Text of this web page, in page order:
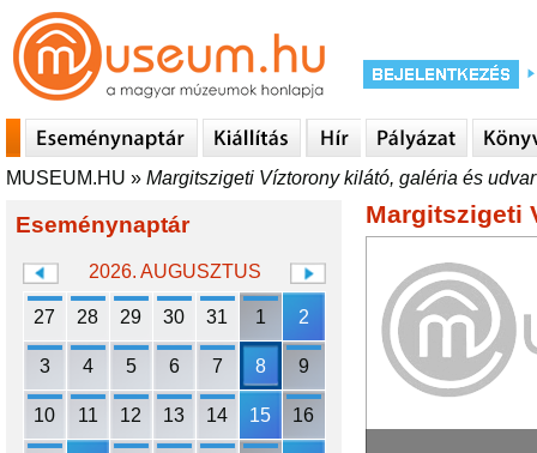
MUSEUM.HU » Margitszigeti Víztorony kilátó, galéria és udvar
Eseménynaptár
2026. AUGUSZTUS
27 28 29 30 31 1 2
3 4 5 6 7 8 9
10 11 12 13 14 15 16
Margitszigeti